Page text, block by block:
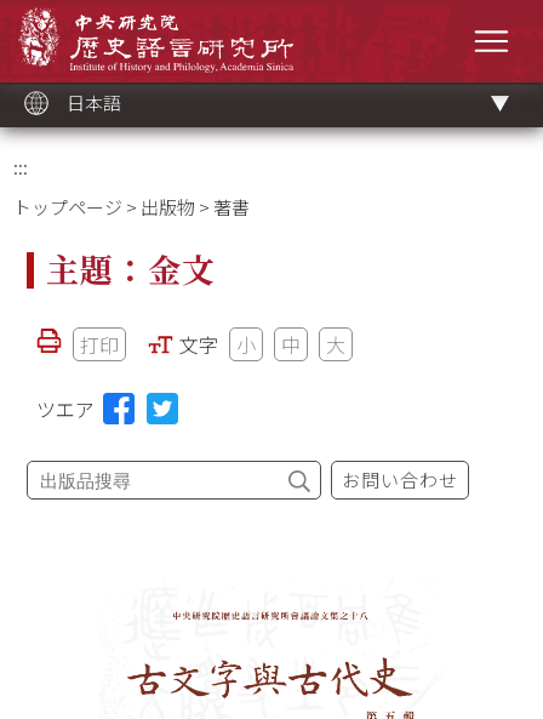
ッ
ク
日本語
:::
トップページ > 出版物 > 著書
主題：金文
打印 文字 小 中 大
ツエア
お問い合わせ